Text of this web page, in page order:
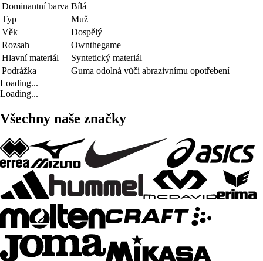
Dominantní barva Bílá
Typ
Muž
Věk
Dospělý
Rozsah
Ownthegame
Hlavní materiál
Syntetický materiál
Podrážka
Guma odolná vůči abrazivnímu opotřebení
Loading...
Loading...
Všechny naše značky